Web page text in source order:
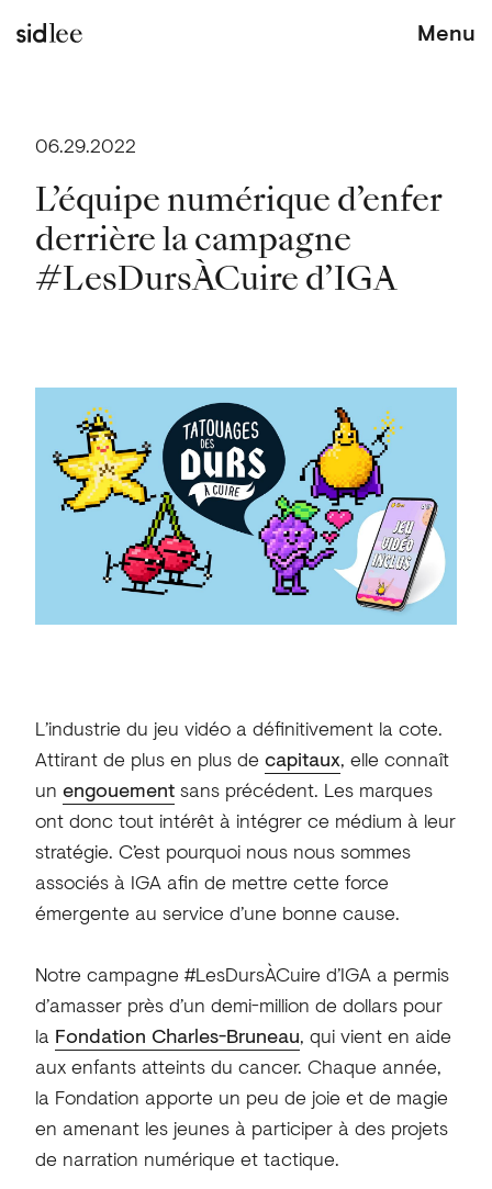
Menu
06.29.2022
L’équipe numérique d’enfer
derrière la campagne
#LesDursÀCuire d’IGA
L’industrie du jeu vidéo a définitivement la cote.
Attirant de plus en plus de capitaux, elle connaît
un engouementsans précédent. Les marques
ont donc tout intérêt à intégrer ce médium à leur
stratégie. C’est pourquoi nous nous sommes
associés à IGA afin de mettre cette force
émergente au service d’une bonne cause.
Notre campagne #LesDursÀCuire d’IGA a permis
d’amasser près d’un demi-million de dollars pour
la Fondation Charles-Bruneau, qui vient en aide
aux enfants atteints du cancer. Chaque année,
la Fondation apporte un peu de joie et de magie
en amenant les jeunes à participer à des projets
de narration numérique et tactique.